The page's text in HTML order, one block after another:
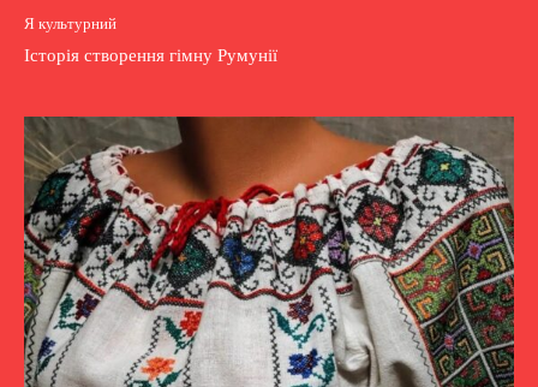
Я культурний
Історія створення гімну Румунії